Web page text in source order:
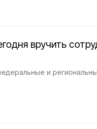
вручить
и